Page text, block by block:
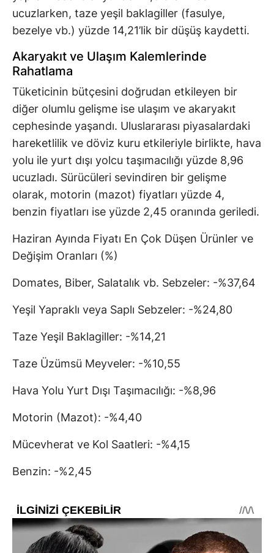
ucuzlarken, taze yeşil baklagiller (fasulye,
bezelye vb.) yüzde 14,21’lik bir düşüş kaydetti.
Akaryakıt ve Ulaşım Kalemlerinde
Rahatlama
Tüketicinin bütçesini doğrudan etkileyen bir
diğer olumlu gelişme ise ulaşım ve akaryakıt
cephesinde yaşandı. Uluslararası piyasalardaki
hareketlilik ve döviz kuru etkileriyle birlikte, hava
yolu ile yurt dışı yolcu taşımacılığı yüzde 8,96
ucuzladı. Sürücüleri sevindiren bir gelişme
olarak, motorin (mazot) fiyatları yüzde 4,
benzin fiyatları ise yüzde 2,45 oranında geriledi.
Haziran Ayında Fiyatı En Çok Düşen Ürünler ve
Değişim Oranları (%)
Domates, Biber, Salatalık vb. Sebzeler: -%37,64
Yeşil Yapraklı veya Saplı Sebzeler: -%24,80
Taze Yeşil Baklagiller: -%14,21
Taze Üzümsü Meyveler: -%10,55
Hava Yolu Yurt Dışı Taşımacılığı: -%8,96
Motorin (Mazot): -%4,40
Mücevherat ve Kol Saatleri: -%4,15
Benzin: -%2,45